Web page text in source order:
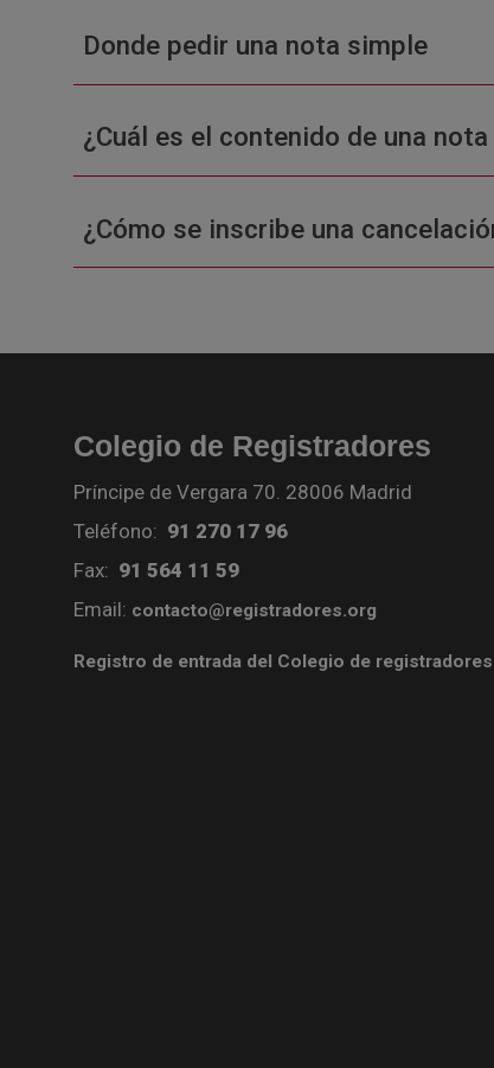
Donde pedir una nota simple
¿Cuál es el contenido de una
¿Cómo se inscribe una
Colegio de Registradores
Príncipe de Vergara 70. 28006 Madrid
Teléfono: 91 270 17 96
Fax: 91 564 11 59
Email: contacto@registradores.org
Registro de entrada del Colegio de registradores